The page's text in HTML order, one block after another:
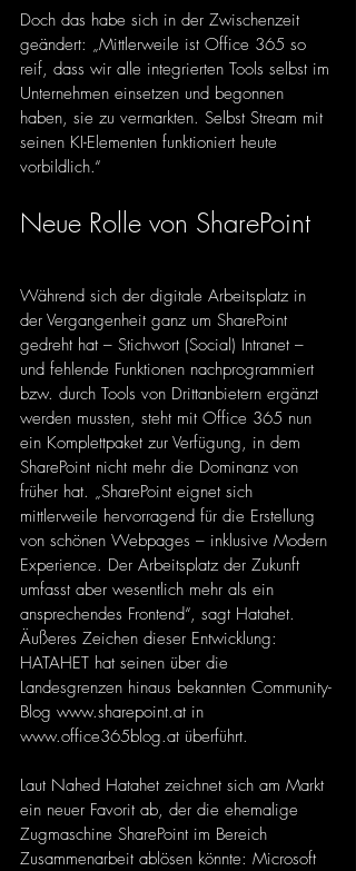
Doch das habe sich in der Zwischenzeit
geändert: „Mittlerweile ist Office 365 so
reif, dass wir alle integrierten Tools selbst im
Unternehmen einsetzen und begonnen
haben, sie zu vermarkten. Selbst Stream mit
seinen KI-Elementen funktioniert heute
vorbildlich.“
Neue Rolle von SharePoint
Während sich der digitale Arbeitsplatz in
der Vergangenheit ganz um SharePoint
gedreht hat – Stichwort (Social) Intranet –
und fehlende Funktionen nachprogrammiert
bzw. durch Tools von Drittanbietern ergänzt
werden mussten, steht mit Office 365 nun
ein Komplettpaket zur Verfügung, in dem
SharePoint nicht mehr die Dominanz von
früher hat. „SharePoint eignet sich
mittlerweile hervorragend für die Erstellung
von schönen Webpages – inklusive Modern
Experience. Der Arbeitsplatz der Zukunft
umfasst aber wesentlich mehr als ein
ansprechendes Frontend“, sagt Hatahet.
Äußeres Zeichen dieser Entwicklung:
HATAHET hat seinen über die
Landesgrenzen hinaus bekannten Community-
Blog www.sharepoint.at in
www.office365blog.at überführt.
Laut Nahed Hatahet zeichnet sich am Markt
ein neuer Favorit ab, der die ehemalige
Zugmaschine SharePoint im Bereich
Zusammenarbeit ablösen könnte: Microsoft